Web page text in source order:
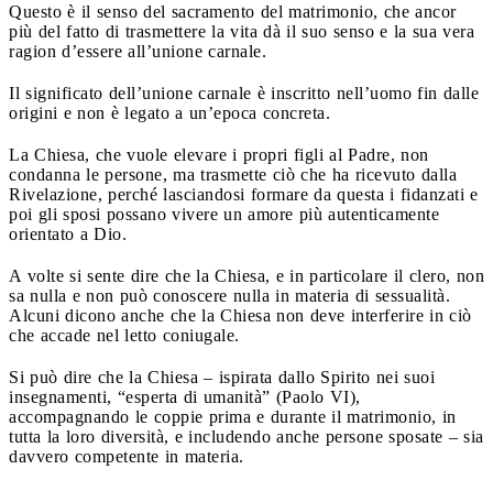
Questo è il senso del sacramento del matrimonio, che ancor
più del fatto di trasmettere la vita dà il suo senso e la sua vera
ragion d’essere all’unione carnale.
Il significato dell’unione carnale è inscritto nell’uomo fin dalle
origini e non è legato a un’epoca concreta.
La Chiesa, che vuole elevare i propri figli al Padre, non
condanna le persone, ma trasmette ciò che ha ricevuto dalla
Rivelazione, perché lasciandosi formare da questa i fidanzati e
poi gli sposi possano vivere un amore più autenticamente
orientato a Dio.
A volte si sente dire che la Chiesa, e in particolare il clero, non
sa nulla e non può conoscere nulla in materia di sessualità.
Alcuni dicono anche che la Chiesa non deve interferire in ciò
che accade nel letto coniugale.
Si può dire che la Chiesa – ispirata dallo Spirito nei suoi
insegnamenti, “esperta di umanità” (Paolo VI),
accompagnando le coppie prima e durante il matrimonio, in
tutta la loro diversità, e includendo anche persone sposate – sia
davvero competente in materia.